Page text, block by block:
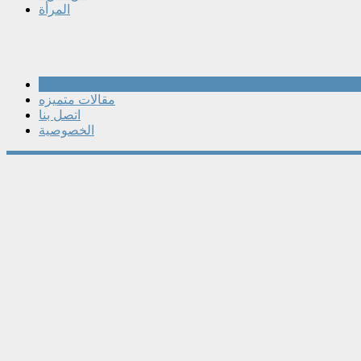
المرأة
مقالات متميزه
اتصل بنا
الخصوصية